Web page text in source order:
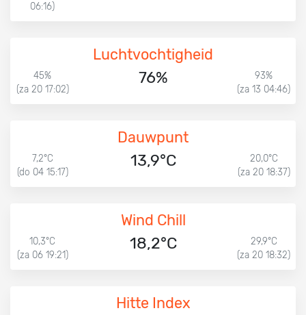
06:16)
Luchtvochtigheid
45%
(za 20 17:02)
76%
93%
(za 13 04:46)
Dauwpunt
7,2°C
(do 04 15:17)
13,9°C
20,0°C
(za 20 18:37)
Wind Chill
10,3°C
(za 06 19:21)
18,2°C
29,9°C
(za 20 18:32)
Hitte Index